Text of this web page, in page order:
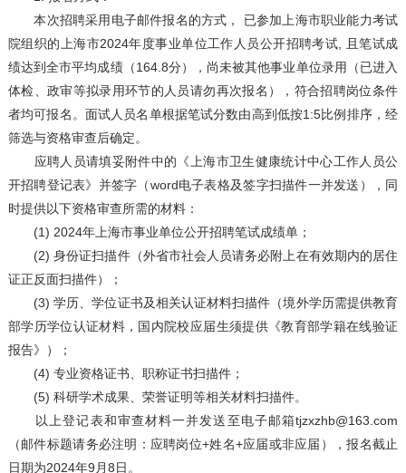
本次招聘采用电子邮件报名的方式， 已参加上海市职业能力考试
院组织的上海市2024年度事业单位工作人员公开招聘考试, 且笔试成
绩达到全市平均成绩（164.8分），尚未被其他事业单位录用（已进入
体检、政审等拟录用环节的人员请勿再次报名），符合招聘岗位条件
者均可报名。面试人员名单根据笔试分数由高到低按1:5比例排序，经
筛选与资格审查后确定。
应聘人员请填妥附件中的《上海市卫生健康统计中心工作人员公
开招聘登记表》并签字（word电子表格及签字扫描件一并发送），同
时提供以下资格审查所需的材料：
(1) 2024年上海市事业单位公开招聘笔试成绩单；
(2) 身份证扫描件（外省市社会人员请务必附上在有效期内的居住
证正反面扫描件）；
(3) 学历、学位证书及相关认证材料扫描件（境外学历需提供教育
部学历学位认证材料，国内院校应届生须提供《教育部学籍在线验证
报告》）；
(4) 专业资格证书、职称证书扫描件；
(5) 科研学术成果、荣誉证明等相关材料扫描件。
以上登记表和审查材料一并发送至电子邮箱tjzxzhb@163.com
（邮件标题请务必注明：应聘岗位+姓名+应届或非应届），报名截止
日期为2024年9月8日。